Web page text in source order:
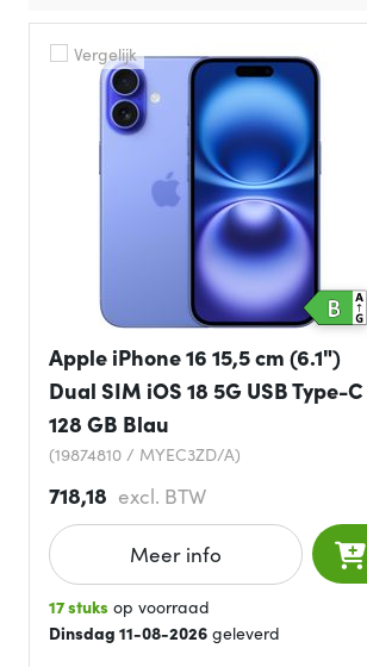
Vergelijk
Apple iPhone 16 15,5 cm (6.1")
Dual SIM iOS 18 5G USB Type-C
128 GB Blau
(19874810 / MYEC3ZD/A)
718,18 excl. BTW
Meer info
17 stuks op voorraad
Dinsdag 11-08-2026geleverd